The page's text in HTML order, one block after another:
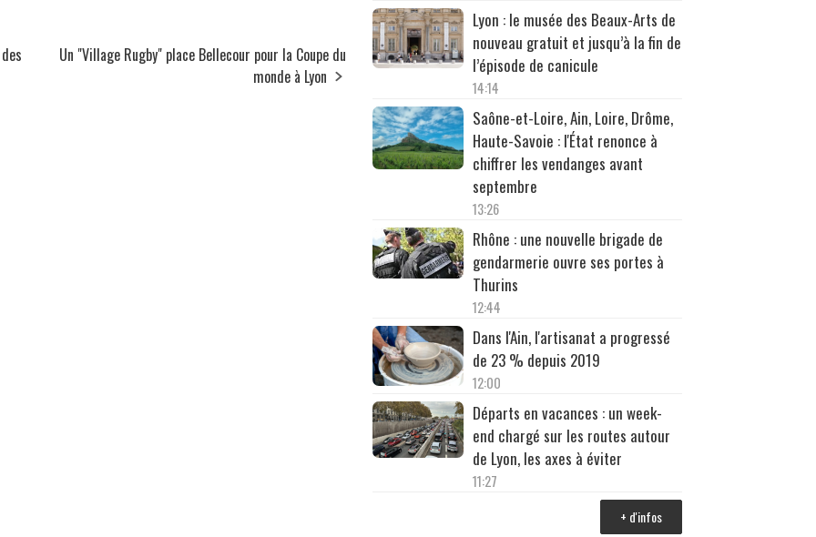
Un "Village Rugby" place Bellecour pour la Coupe du
monde à Lyon
Lyon : le musée des Beaux-Arts de
nouveau gratuit et jusqu’à la fin de
l’épisode de canicule
14:14
Saône-et-Loire, Ain, Loire, Drôme,
Haute-Savoie : l'État renonce à
chiffrer les vendanges avant
septembre
13:26
Rhône : une nouvelle brigade de
gendarmerie ouvre ses portes à
Thurins
12:44
Dans l'Ain, l'artisanat a progressé
de 23 % depuis 2019
12:00
Départs en vacances : un week-
end chargé sur les routes autour
de Lyon, les axes à éviter
11:27
+ d'infos